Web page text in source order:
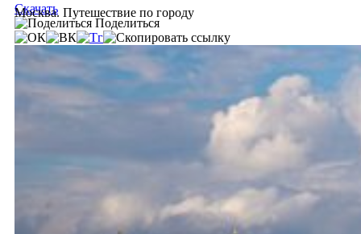
Москва. Путешествие по городу
Скачать
Поделиться